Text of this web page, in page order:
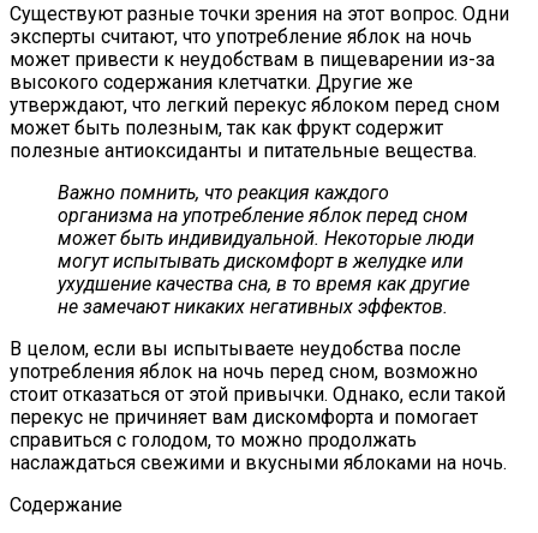
Существуют разные точки зрения на этот вопрос. Одни
эксперты считают, что употребление яблок на ночь
может привести к неудобствам в пищеварении из-за
высокого содержания клетчатки. Другие же
утверждают, что легкий перекус яблоком перед сном
может быть полезным, так как фрукт содержит
полезные антиоксиданты и питательные вещества.
Важно помнить, что реакция каждого
организма на употребление яблок перед сном
может быть индивидуальной. Некоторые люди
могут испытывать дискомфорт в желудке или
ухудшение качества сна, в то время как другие
не замечают никаких негативных эффектов.
В целом, если вы испытываете неудобства после
употребления яблок на ночь перед сном, возможно
стоит отказаться от этой привычки. Однако, если такой
перекус не причиняет вам дискомфорта и помогает
справиться с голодом, то можно продолжать
наслаждаться свежими и вкусными яблоками на ночь.
Содержание